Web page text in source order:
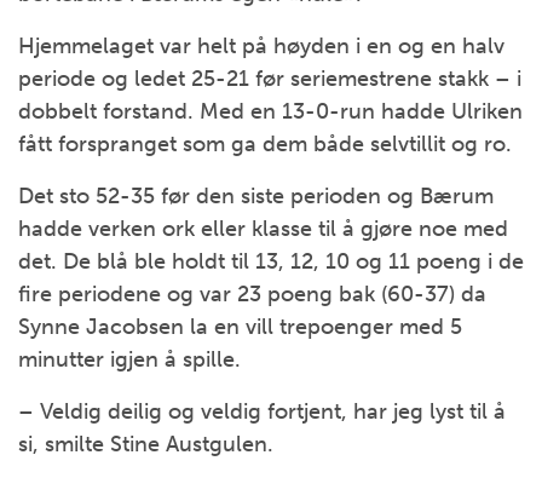
Hjemmelaget var helt på høyden i en og en halv
periode og ledet 25-21 før seriemestrene stakk – i
dobbelt forstand. Med en 13-0-run hadde Ulriken
fått forspranget som ga dem både selvtillit og ro.
Det sto 52-35 før den siste perioden og Bærum
hadde verken ork eller klasse til å gjøre noe med
det. De blå ble holdt til 13, 12, 10 og 11 poeng i de
fire periodene og var 23 poeng bak (60-37) da
Synne Jacobsen la en vill trepoenger med 5
minutter igjen å spille.
– Veldig deilig og veldig fortjent, har jeg lyst til å
si, smilte Stine Austgulen.